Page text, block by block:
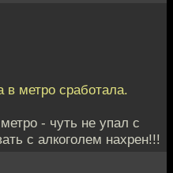
в метро сработала.
- чуть не упал с
с алкоголем нахрен!!!